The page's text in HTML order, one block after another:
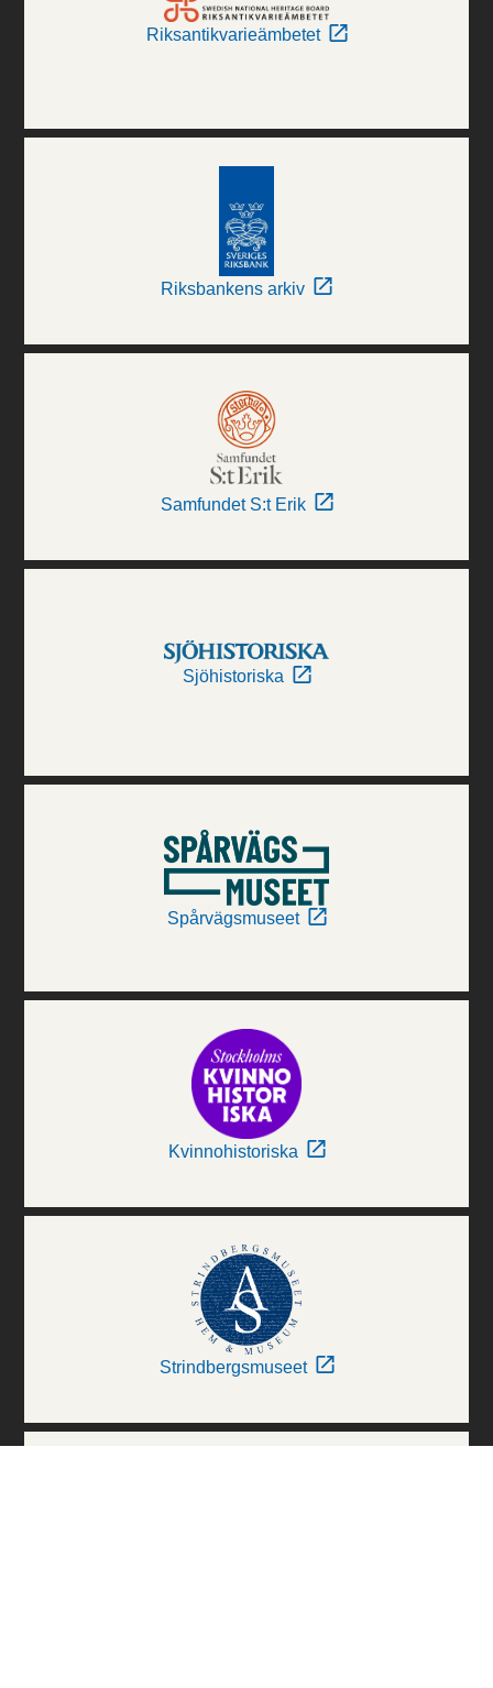
Riksantikvarieämbetet
Riksbankens arkiv
Samfundet S:t Erik
Sjöhistoriska
Spårvägsmuseet
Kvinnohistoriska
Strindbergsmuseet